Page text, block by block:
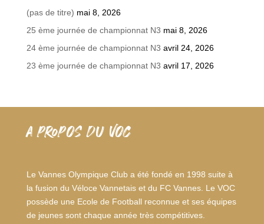
(pas de titre) mai 8, 2026
25 ème journée de championnat N3 mai 8, 2026
24 ème journée de championnat N3 avril 24, 2026
23 ème journée de championnat N3 avril 17, 2026
A PROPOS DU VOC
Le Vannes Olympique Club a été fondé en 1998 suite à
la fusion du Véloce Vannetais et du FC Vannes. Le VOC
possède une Ecole de Football reconnue et ses équipes
de jeunes sont chaque année très compétitives.